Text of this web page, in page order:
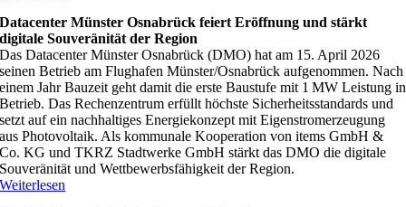
Datacenter Münster Osnabrück feiert Eröffnung und stärkt
digitale Souveränität der Region
Das Datacenter Münster Osnabrück (DMO) hat am 15. April 2026
seinen Betrieb am Flughafen Münster/Osnabrück aufgenommen. Nach
einem Jahr Bauzeit geht damit die erste Baustufe mit 1 MW Leistung in
Betrieb. Das Rechenzentrum erfüllt höchste Sicherheitsstandards und
setzt auf ein nachhaltiges Energiekonzept mit Eigenstromerzeugung
aus Photovoltaik. Als kommunale Kooperation von items GmbH &
Co. KG und TKRZ Stadtwerke GmbH stärkt das DMO die digitale
Souveränität und Wettbewerbsfähigkeit der Region.
Weiterlesen